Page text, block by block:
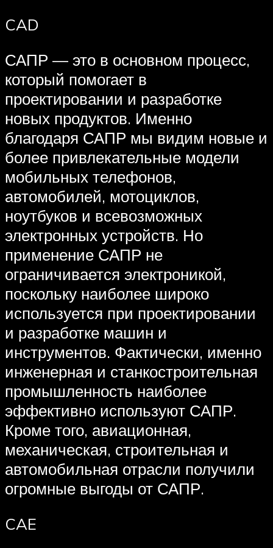
CAD
САПР — это в основном процесс,
который помогает в
проектировании и разработке
новых продуктов. Именно
благодаря САПР мы видим новые и
более привлекательные модели
мобильных телефонов,
автомобилей, мотоциклов,
ноутбуков и всевозможных
электронных устройств. Но
применение САПР не
ограничивается электроникой,
поскольку наиболее широко
используется при проектировании
и разработке машин и
инструментов. Фактически, именно
инженерная и станкостроительная
промышленность наиболее
эффективно используют САПР.
Кроме того, авиационная,
механическая, строительная и
автомобильная отрасли получили
огромные выгоды от САПР.
CAE